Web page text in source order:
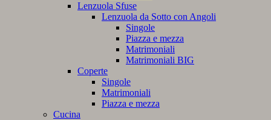
Lenzuola Sfuse
Lenzuola da Sotto con Angoli
Singole
Piazza e mezza
Matrimoniali
Matrimoniali BIG
Coperte
Singole
Matrimoniali
Piazza e mezza
Cucina